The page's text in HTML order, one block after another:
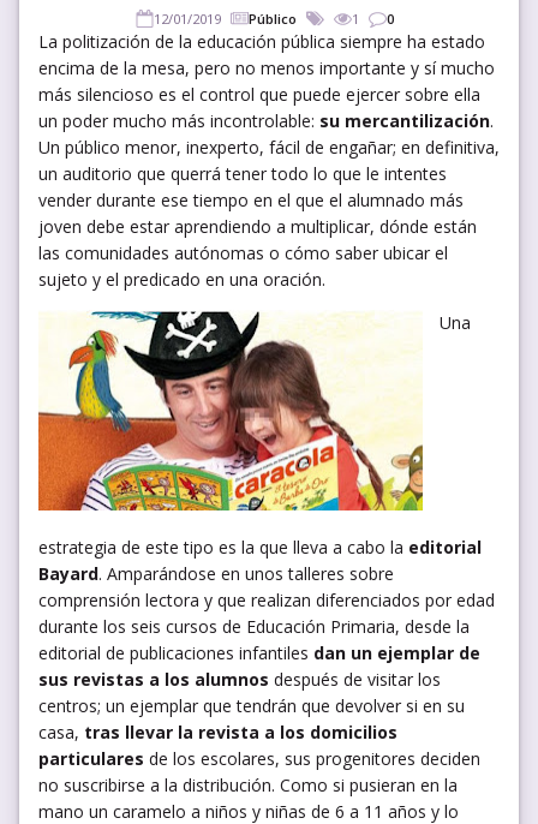
12/01/2019 Público 1 0
La politización de la educación pública siempre ha estado
encima de la mesa, pero no menos importante y sí mucho
más silencioso es el control que puede ejercer sobre ella
un poder mucho más incontrolable: su mercantilización.
Un público menor, inexperto, fácil de engañar; en definitiva,
un auditorio que querrá tener todo lo que le intentes
vender durante ese tiempo en el que el alumnado más
joven debe estar aprendiendo a multiplicar, dónde están
las comunidades autónomas o cómo saber ubicar el
sujeto y el predicado en una oración.
Una
estrategia de este tipo es la que lleva a cabo la editorial
Bayard. Amparándose en unos talleres sobre
comprensión lectora y que realizan diferenciados por edad
durante los seis cursos de Educación Primaria, desde la
editorial de publicaciones infantiles dan un ejemplar de
sus revistas a los alumnos después de visitar los
centros; un ejemplar que tendrán que devolver si en su
casa, tras llevar la revista a los domicilios
particulares de los escolares, sus progenitores deciden
no suscribirse a la distribución. Como si pusieran en la
mano un caramelo a niños y niñas de 6 a 11 años y lo